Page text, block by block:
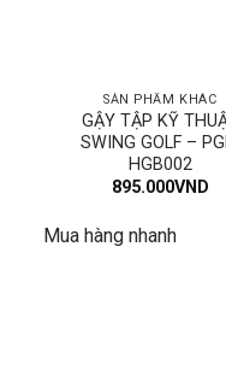
SẢN PHẨM KHÁC
GẬY TẬP KỸ
SWING GOLF –
HGB002
895.000VND
Mua hàng nhanh